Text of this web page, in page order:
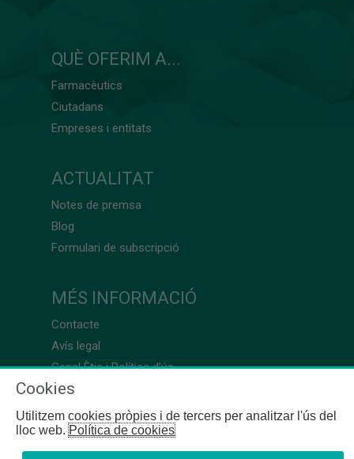
QUÈ OFERIM A...
Farmacèutics
Ciutadans
Empreses i entitats
ACTUALITAT
Notes de premsa
Blog
Formulari de subscripció
MÉS INFORMACIÓ
Contacte
Avís legal
Canal Ètic i Política d’ús
Cookies
Utilitzem cookies pròpies i de tercers per analitzar l'ús del
lloc web.Política de cookies